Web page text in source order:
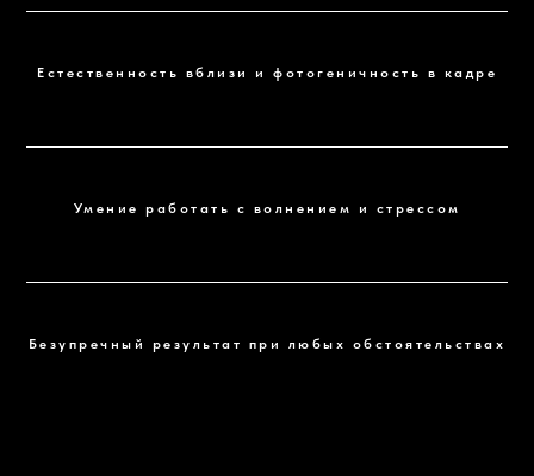
Естественность вблизи и фотогеничность в кадре
Умение работать с волнением и стрессом
Безупречный результат при любых обстоятельствах